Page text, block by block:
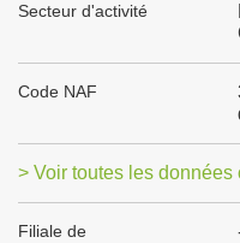
Secteur d'activité
Code NAF
> Voir toutes les données
Filiale de